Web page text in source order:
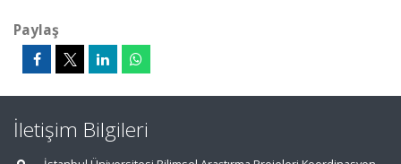
Paylaş
İletişim Bilgileri